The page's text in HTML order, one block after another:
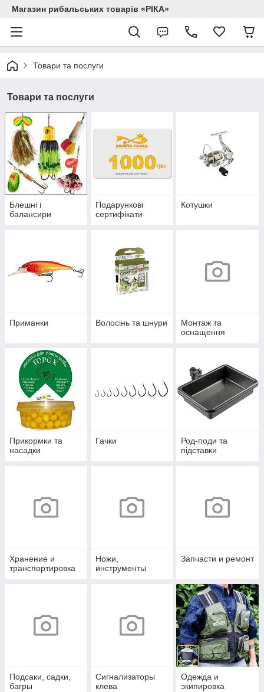
Магазин рибальських товарів «РІКА»
Товари та послуги
Товари та послуги
Блешні і
балансири
Подарункові
сертифікати
Котушки
Приманки Волосінь та шнури
Монтаж та
оснащення
Прикормки та
насадки
Гачки
Род-поди та
підставки
Хранение и
транспортировка
Ножи,
инструменты
Запчасти и ремонт
Подсаки, садки,
багры
Сигнализаторы
клева
Одежда и
экипировка